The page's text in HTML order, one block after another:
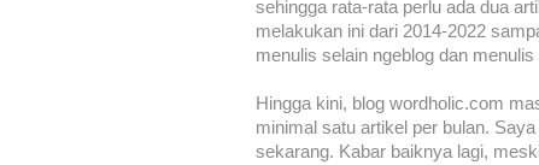
sehingga rata-rata perlu ada dua
melakukan ini dari 2014-2022
menulis selain ngeblog dan menulis
Hingga kini, blog wordholic.com
minimal satu artikel per bulan.
sekarang. Kabar baiknya lagi,